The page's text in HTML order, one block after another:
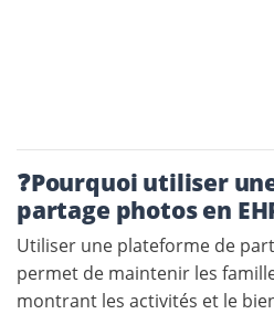
❓Pourquoi utiliser
partage photos en
Utiliser une plateforme de
permet de maintenir les
montrant les activités et le